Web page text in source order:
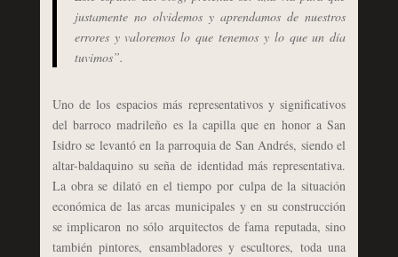
justamente no olvidemos y aprendamos de nuestros
errores y valoremos lo que tenemos y lo que un día
tuvimos”.
Uno de los espacios más representativos y significativos
del barroco madrileño es la capilla que en honor a San
Isidro se levantó en la parroquia de San Andrés, siendo el
altar-baldaquino su seña de identidad más representativa.
La obra se dilató en el tiempo por culpa de la situación
económica de las arcas municipales y en su construcción
se implicaron no sólo arquitectos de fama reputada, sino
también pintores, ensambladores y escultores, toda una